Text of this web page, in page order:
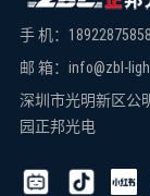
手 机：
邮 箱：info@zbl-
深圳市光明新区公
园正邦光电